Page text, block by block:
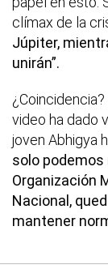
clímax de la
Júpiter,
unirán”.
video ha dado
joven Abhigya
solo
Organización
Nacional,
mantener